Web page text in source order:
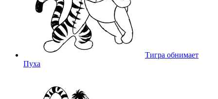
Тигра обнимает
Пуха